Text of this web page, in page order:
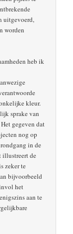
uitgevoerd,
worden
heb ik
kleur.
sprake van
gegeven dat
nog op
in de
illustreert de
zeker te
bijvoorbeeld
het
aan te